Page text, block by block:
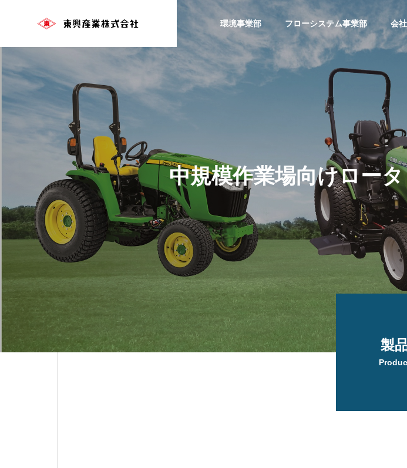
環境事業部 フローシステム事業部 会
中規模作業場向けロー
製